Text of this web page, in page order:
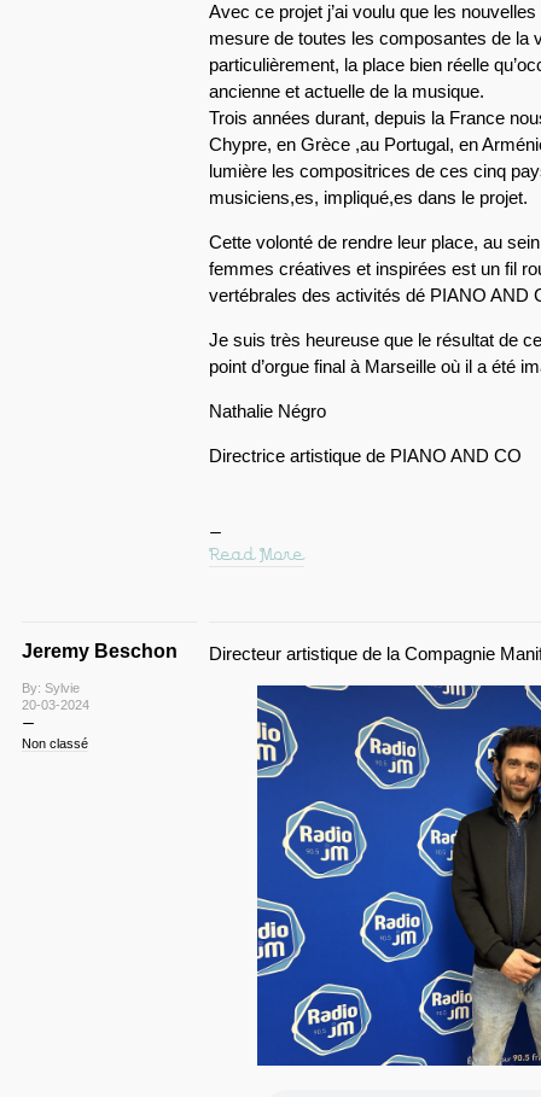
Avec ce projet j’ai voulu que les
mesure de toutes les composantes de la
particulièrement, la place bien réelle
ancienne et actuelle de la musique.
Trois années durant, depuis la France
Chypre, en Grèce ,au Portugal, en
lumière les compositrices de ces cinq
musiciens,es, impliqué,es dans le projet.
Cette volonté de rendre leur place, au
femmes créatives et inspirées est un fil
vertébrales des activités dé PIANO AND
Je suis très heureuse que le résultat de
point d’orgue final à Marseille où il a été
Nathalie Négro
Directrice artistique de PIANO AND CO
Read More
Jeremy Beschon
By: Sylvie
20-03-2024
Non classé
Directeur artistique de la Compagnie